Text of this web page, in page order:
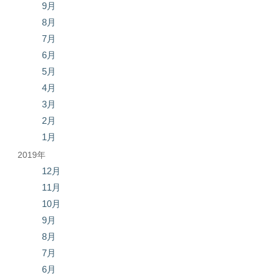
9月
8月
7月
6月
5月
4月
3月
2月
1月
2019年
12月
11月
10月
9月
8月
7月
6月